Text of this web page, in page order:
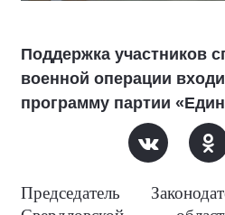
Поддержка участников
военной операции
программу партии
Председатель